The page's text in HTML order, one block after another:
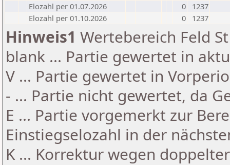
Elozahl per 01.07.2026
0
1237
Elozahl per 01.10.2026
0 1237
Hinweis1 Wertebereich Feld
blank ... Partie gewertet in
V ... Partie gewertet in
- ... Partie nicht gewertet, da
E ... Partie vorgemerkt zur
Einstiegselozahl in der
K ... Korrektur wegen